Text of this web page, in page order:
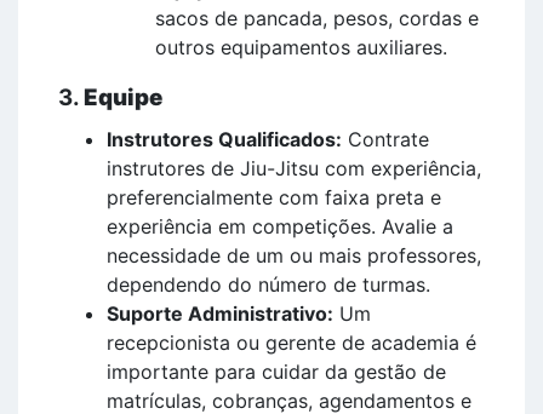
sacos de pancada, pesos, cordas e
outros equipamentos auxiliares.
3.Equipe
Instrutores Qualificados: Contrate
instrutores de Jiu-Jitsu com experiência,
preferencialmente com faixa preta e
experiência em competições. Avalie a
necessidade de um ou mais professores,
dependendo do número de turmas.
Suporte Administrativo: Um
recepcionista ou gerente de academia é
importante para cuidar da gestão de
matrículas, cobranças, agendamentos e